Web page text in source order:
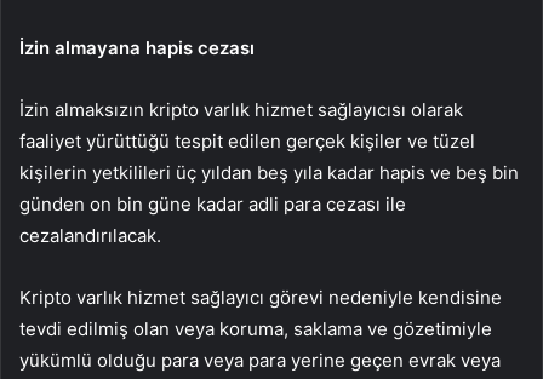
İzin almayana hapis cezası
İzin almaksızın kripto varlık hizmet sağlayıcısı olarak
faaliyet yürüttüğü tespit edilen gerçek kişiler ve tüzel
kişilerin yetkilileri üç yıldan beş yıla kadar hapis ve beş bin
günden on bin güne kadar adli para cezası ile
cezalandırılacak.
Kripto varlık hizmet sağlayıcı görevi nedeniyle kendisine
tevdi edilmiş olan veya koruma, saklama ve gözetimiyle
yükümlü olduğu para veya para yerine geçen evrak veya